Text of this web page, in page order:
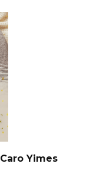
Yimes